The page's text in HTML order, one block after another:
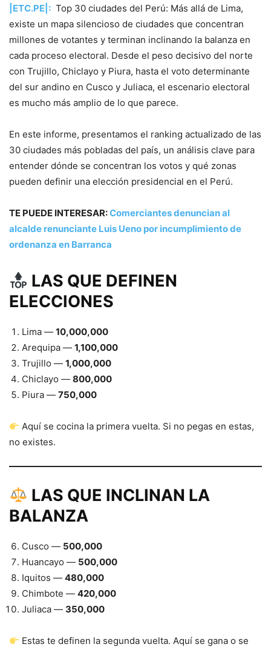
|ETC.PE|: Top 30 ciudades del Perú: Más allá de Lima,
existe un mapa silencioso de ciudades que concentran
millones de votantes y terminan inclinando la balanza en
cada proceso electoral. Desde el peso decisivo del norte
con Trujillo, Chiclayo y Piura, hasta el voto determinante
del sur andino en Cusco y Juliaca, el escenario electoral
es mucho más amplio de lo que parece.
En este informe, presentamos el ranking actualizado de las
30 ciudades más pobladas del país, un análisis clave para
entender dónde se concentran los votos y qué zonas
pueden definir una elección presidencial en el Perú.
TE PUEDE INTERESAR:Comerciantes denuncian al
alcalde renunciante Luis Ueno por incumplimiento de
ordenanza en Barranca
LAS QUE DEFINEN
ELECCIONES
Lima — 10,000,000
Arequipa — 1,100,000
Trujillo — 1,000,000
Chiclayo — 800,000
Piura — 750,000
Aquí se cocina la primera vuelta. Si no pegas en estas,
no existes.
LAS QUE INCLINAN LA
BALANZA
Cusco — 500,000
Huancayo — 500,000
Iquitos — 480,000
Chimbote — 420,000
Juliaca — 350,000
Estas te definen la segunda vuelta. Aquí se gana o se